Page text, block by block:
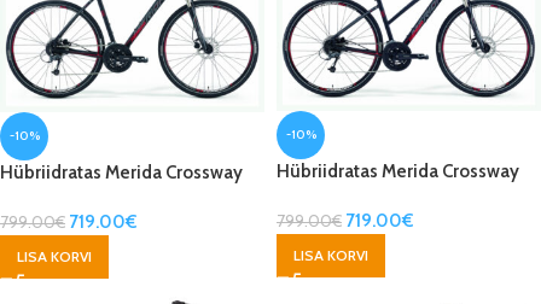
-10%
Hübriidratas Merida Crossway
799.00€ 719.00€
LISA KORVI
-10%
Hübriidratas Merida Crossway
799.00€ 719.00€
LISA KORVI